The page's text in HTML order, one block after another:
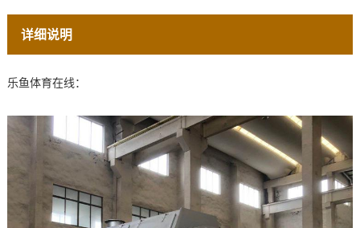
详细说明
乐鱼体育在线：